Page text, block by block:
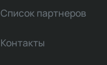
Список партнеров
Контакты